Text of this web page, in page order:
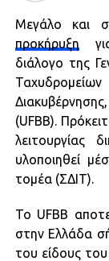
Μεγάλο και
προκήρυξη
διάλογο της
(UFBB).
λειτουργίας
υλοποιηθεί
τομέα (ΣΔΙΤ).
Το UFBB
στην Ελλάδα
του είδους